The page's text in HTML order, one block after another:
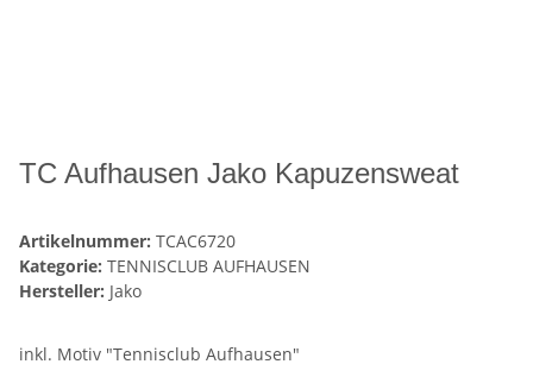
TC Aufhausen Jako Kapuzensweat
Artikelnummer: TCAC6720
Kategorie: TENNISCLUB AUFHAUSEN
Hersteller: Jako
inkl. Motiv "Tennisclub Aufhausen"